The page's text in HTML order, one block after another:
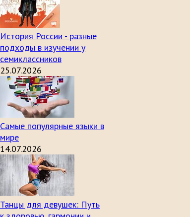
История России - разные
подходы в изучении у
семиклассников
25.07.2026
Самые популярные языки в
мире
14.07.2026
Танцы для девушек: Путь